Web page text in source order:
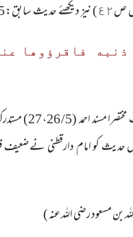
5
فاقرؤوها